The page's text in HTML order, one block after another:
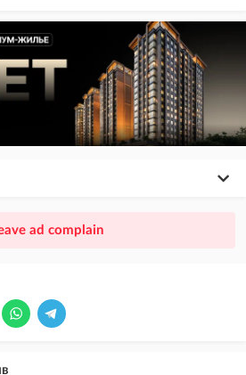
promotion on Instagram
ad complain